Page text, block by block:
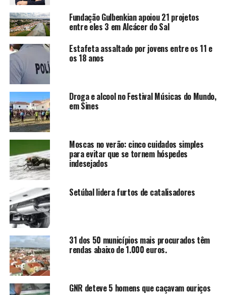
Fundação Gulbenkian apoiou 21 projetos
entre eles 3 em Alcácer do Sal
Estafeta assaltado por jovens entre os 11 e
os 18 anos
Droga e alcool no Festival Músicas do Mundo,
em Sines
Moscas no verão: cinco cuidados simples
para evitar que se tornem hóspedes
indesejados
Setúbal lidera furtos de catalisadores
31 dos 50 municípios mais procurados têm
rendas abaixo de 1.000 euros.
GNR deteve 5 homens que caçavam ouriços